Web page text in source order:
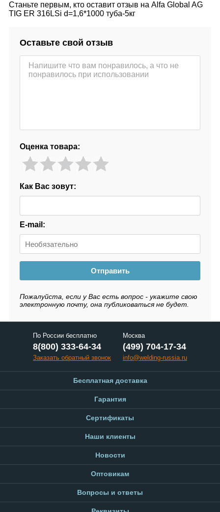
Станьте первым, кто оставит отзыв на Alfa Global AG
TIG ER 316LSi d=1,6*1000 туба-5кг
Оставьте свой отзыв
Оценка товара:
Как Вас зовут:
E-mail:
Отправить
Пожалуйста, если у Вас есть вопрос - укажите свою
электронную почту, она публиковаться не будет.
По России бесплатно
8(800) 333-64-34
Заказать обратный звонок
Москва
(499) 704-17-34
info@welding-russia.ru
Бесплатная доставка
Гарантия
Сертификаты
Наши клиенты
Новости
Оптовикам
Вопросы и ответы